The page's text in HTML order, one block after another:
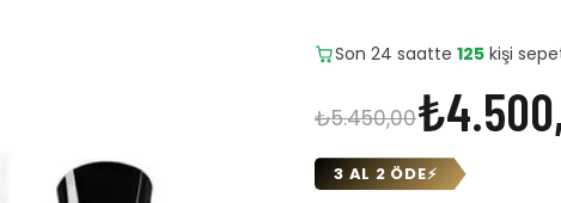
Son 24 saatte 27adet
₺5.450,00
3 AL 2 ÖDE⚡